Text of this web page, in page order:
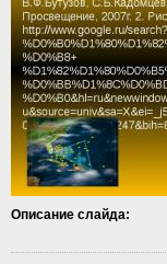
Описание слайда: